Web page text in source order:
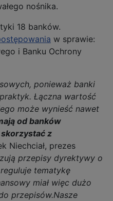
nośnika.
18 banków.
w sprawie:
i Banku Ochrony
ponieważ banki
Łączna wartość
może wynieść nawet
od banków
z
Niechciał, prezes
przepisy dyrektywy o
tematykę
miał więc dużo
przepisów.Nasze